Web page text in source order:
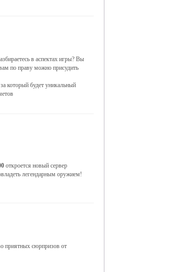
в аспектах игры? Вы
по праву можно присудить
который будет уникальный
откроется новый сервер
легендарным оружием!
приятных сюрпризов от